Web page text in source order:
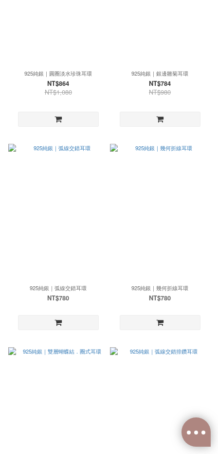
925純銀｜圓圈淡水珍珠耳環
NT$864
NT$1,080
925純銀｜銀邊雛菊耳環
NT$784
NT$980
925純銀｜弧線交錯耳環
NT$780
925純銀｜幾何折線耳環
NT$780